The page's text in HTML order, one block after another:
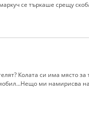
се търкаше срещу
Колата си има място
ми намирисва